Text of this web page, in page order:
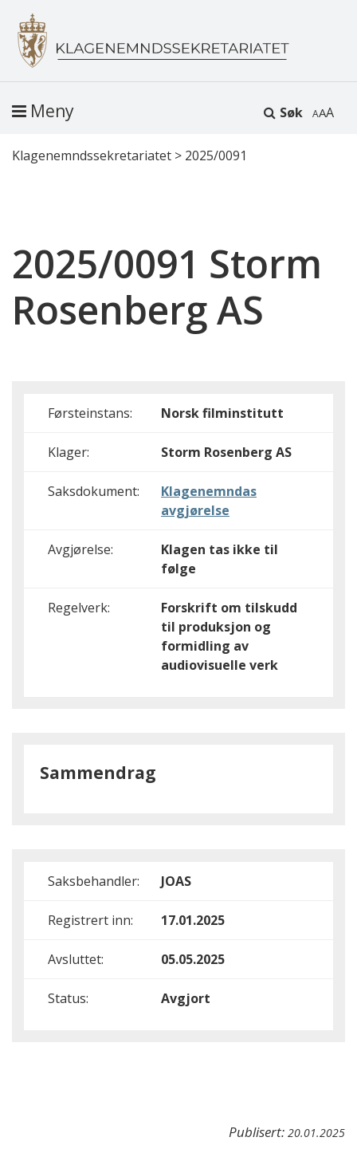
Søk A
Meny
Klagenemndssekretariatet > 2025/0091
2025/0091 Storm
Rosenberg AS
Førsteinstans: Norsk filminstitutt
Klager: Storm Rosenberg AS
Saksdokument:
Klagenemndas
avgjørelse
Avgjørelse:
Klagen tas ikke til
følge
Regelverk:
Forskrift om tilskudd
til produksjon og
formidling av
audiovisuelle verk
Sammendrag
Saksbehandler: JOAS
Registrert inn: 17.01.2025
Avsluttet: 05.05.2025
Status: Avgjort
Publisert: 20.01.2025